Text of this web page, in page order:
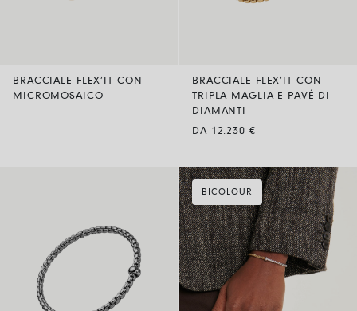
BRACCIALE FLEX’IT CON
MICROMOSAICO
BRACCIALE FLEX’IT CON
TRIPLA MAGLIA E PAVÉ DI
DIAMANTI
DA 12.230 €
BICOLOUR